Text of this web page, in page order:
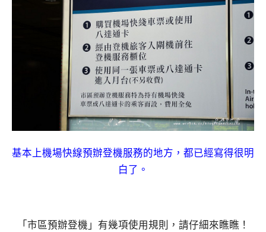
基本上機場快線預辦登機服務的地方，都已經寫得很明
白了。
「市區預辦登機」有幾項使用規則，請仔細來瞧瞧！